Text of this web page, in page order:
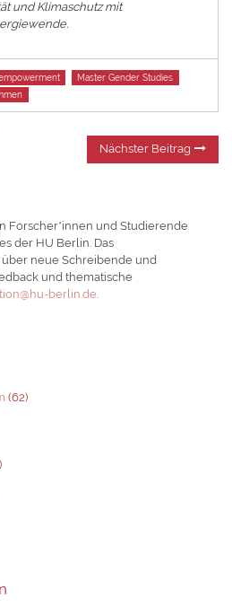
und Klimaschutz mit
Master Gender Studies
Nächster Beitrag
Forscher*innen und Studierende
der HU Berlin. Das
neue Schreibende und
und thematische
berlin.de
(62)